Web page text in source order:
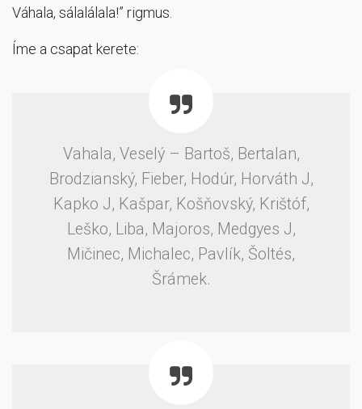
Váhala, sálalálala!” rigmus.
Íme a csapat kerete:
Vahala, Veselý – Bartoš, Bertalan,
Brodzianský, Fieber, Hodúr, Horváth J,
Kapko J, Kašpar, Košňovský, Krištóf,
Leško, Liba, Majoros, Medgyes J,
Mičinec, Michalec, Pavlík, Šoltés,
Šrámek.